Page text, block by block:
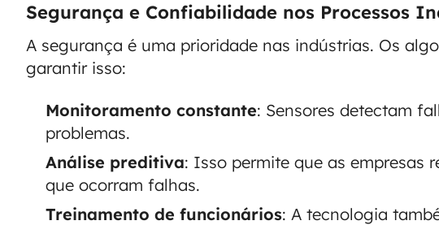
Segurança e Confiabilidade nos Processos
A segurança é uma prioridade nas indústrias. Os
garantir isso:
Monitoramento constante: Sensores detectam
problemas.
Análise preditiva: Isso permite que as empresas
que ocorram falhas.
Treinamento de funcionários: A tecnologia